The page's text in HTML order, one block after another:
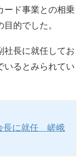
ード事業との相乗
的でした。
社長に就任してお
いるとみられてい
長に就任 嵯峨